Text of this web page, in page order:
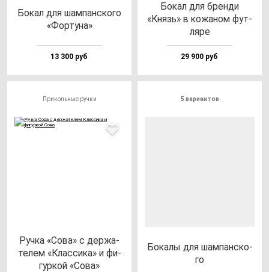
Бокал для шам­пан­ско­го
«Фор­ту­на»
13 300 руб
Бокал для брен­ди
«Князь» в ко­жа­ном фут­
ля­ре
29 900 руб
Прикольные ручки
Руч­ка «Сова» с дер­жа­
те­лем «Клас­си­ка» и фи­
гур­кой «Сова»
5 вариантов
Бока­лы для шам­пан­ско­
го